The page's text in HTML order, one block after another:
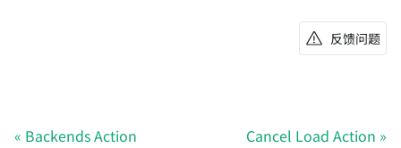
反馈问题
Backends Action Cancel Load Action